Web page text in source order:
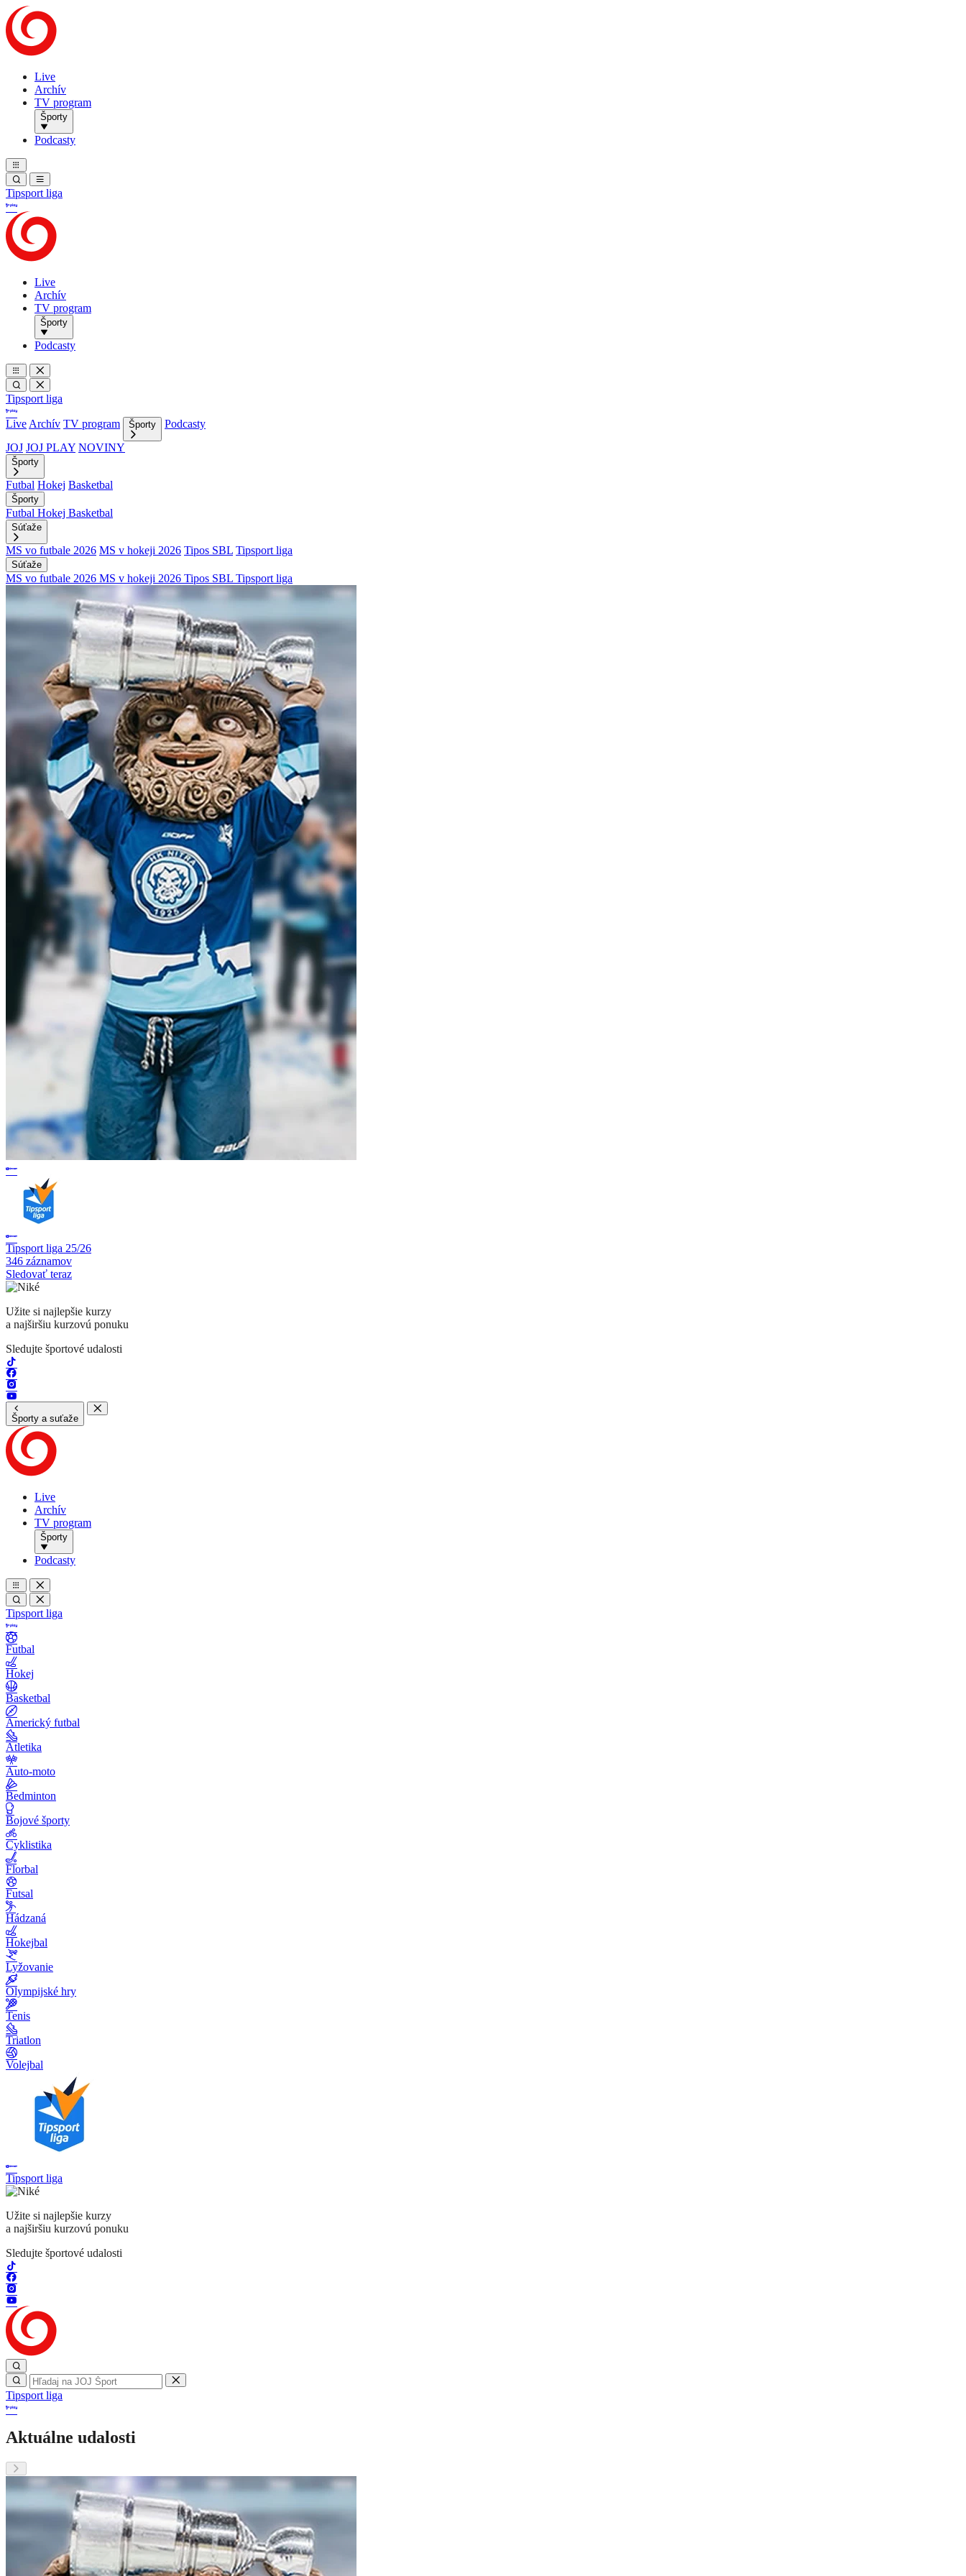
Live
Archív
TV program
Športy
Podcasty
Tipsport liga
Live
Archív
TV program
Športy
Podcasty
Tipsport liga
Live Archív TV program Športy
Podcasty
JOJ JOJ PLAY NOVINY
Športy
Futbal Hokej Basketbal
Športy
Futbal Hokej Basketbal
Súťaže
MS vo futbale 2026 MS v hokeji 2026 Tipos SBL Tipsport liga
Súťaže
MS vo futbale 2026 MS v hokeji 2026 Tipos SBL Tipsport liga
Tipsport liga 25/26
346 záznamov
Sledovať teraz
Užite si najlepšie kurzy
a najširšiu kurzovú ponuku
Sledujte športové udalosti
Športy a suťaže
Live
Archív
TV program
Športy
Podcasty
Tipsport liga
Futbal
Hokej
Basketbal
Americký futbal
Atletika
Auto-moto
Bedminton
Bojové športy
Cyklistika
Florbal
Futsal
Hádzaná
Hokejbal
Lyžovanie
Olympijské hry
Tenis
Triatlon
Volejbal
Tipsport liga
Užite si najlepšie kurzy
a najširšiu kurzovú ponuku
Sledujte športové udalosti
Tipsport liga
Aktuálne udalosti